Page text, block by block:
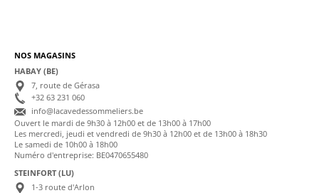
NOS MAGASINS
HABAY (BE)
7, route de Gérasa
+32 63 231 060
info@lacavedessommeliers.be
Ouvert le mardi de 9h30 à 12h00 et de 13h00 à 17h00
Les mercredi, jeudi et vendredi de 9h30 à 12h00 et de 13h00 à 18h30
Le samedi de 10h00 à 18h00
Numéro d'entreprise: BE0470655480
STEINFORT (LU)
1-3 route d'Arlon